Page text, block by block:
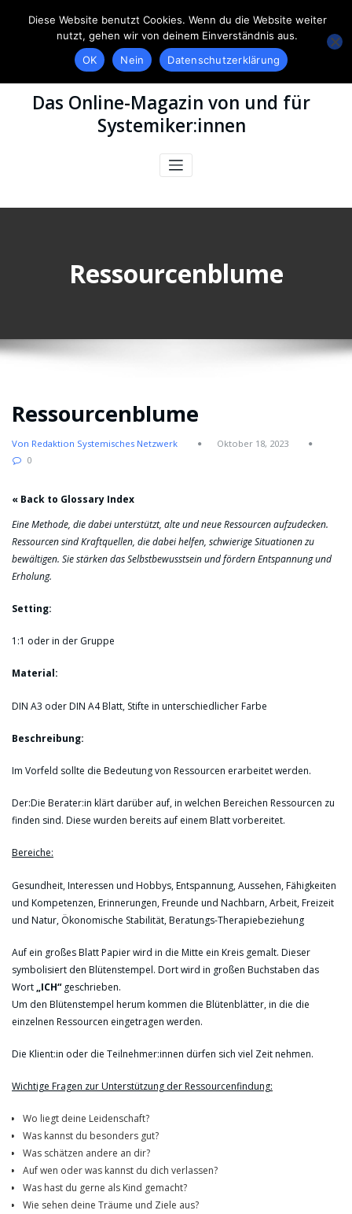
Das Online-Magazin von und für
Systemiker:innen
Ressourcenblume
Ressourcenblume
Von Redaktion Systemisches Netzwerk
Oktober 18, 2023
0
« Back to Glossary Index
Eine Methode, die dabei unterstützt, alte und neue Ressourcen aufzudecken.
Ressourcen sind Kraftquellen, die dabei helfen, schwierige Situationen zu
bewältigen. Sie stärken das Selbstbewusstsein und fördern Entspannung und
Erholung.
Setting:
1:1 oder in der Gruppe
Material:
DIN A3 oder DIN A4 Blatt, Stifte in unterschiedlicher Farbe
Beschreibung:
Im Vorfeld sollte die Bedeutung von Ressourcen erarbeitet werden.
Der:Die Berater:in klärt darüber auf, in welchen Bereichen Ressourcen zu
finden sind. Diese wurden bereits auf einem Blatt vorbereitet.
Bereiche:
Gesundheit, Interessen und Hobbys, Entspannung, Aussehen, Fähigkeiten
und Kompetenzen, Erinnerungen, Freunde und Nachbarn, Arbeit, Freizeit
und Natur, Ökonomische Stabilität, Beratungs-Therapiebeziehung
Auf ein großes Blatt Papier wird in die Mitte ein Kreis gemalt. Dieser
symbolisiert den Blütenstempel. Dort wird in großen Buchstaben das
Wort„ICH“ geschrieben.
Um den Blütenstempel herum kommen die Blütenblätter, in die die
einzelnen Ressourcen eingetragen werden.
Die Klient:in oder die Teilnehmer:innen dürfen sich viel Zeit nehmen.
Wichtige Fragen zur Unterstützung der Ressourcenfindung:
Wo liegt deine Leidenschaft?
Was kannst du besonders gut?
Was schätzen andere an dir?
Auf wen oder was kannst du dich verlassen?
Was hast du gerne als Kind gemacht?
Wie sehen deine Träume und Ziele aus?
Diese Website benutzt Cookies. Wenn du die Website weiter
nutzt, gehen wir von deinem Einverständnis aus.
OK
Nein Datenschutzerklärung